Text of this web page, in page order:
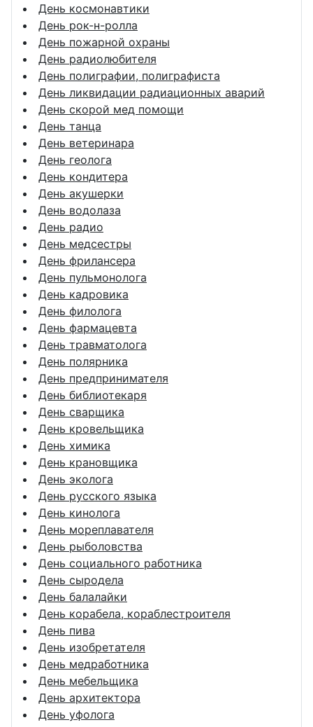
День космонавтики
День рок-н-ролла
День пожарной охраны
День радиолюбителя
День полиграфии, полиграфиста
День ликвидации радиационных аварий
День скорой мед помощи
День танца
День ветеринара
День геолога
День кондитера
День акушерки
День водолаза
День радио
День медсестры
День фрилансера
День пульмонолога
День кадровика
День филолога
День фармацевта
День травматолога
День полярника
День предпринимателя
День библиотекаря
День сварщика
День кровельщика
День химика
День крановщика
День эколога
День русского языка
День кинолога
День мореплавателя
День рыболовства
День социального работника
День сыродела
День балалайки
День корабела, кораблестроителя
День пива
День изобретателя
День медработника
День мебельщика
День архитектора
День уфолога